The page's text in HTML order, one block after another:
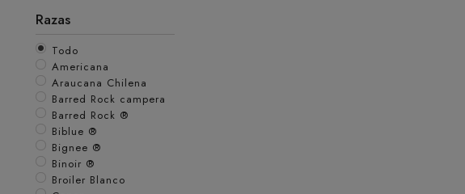
Razas
Todo
Americana
Araucana Chilena
Barred Rock campera
Barred Rock ®
Biblue ®
Bignee ®
Binoir ®
Broiler Blanco